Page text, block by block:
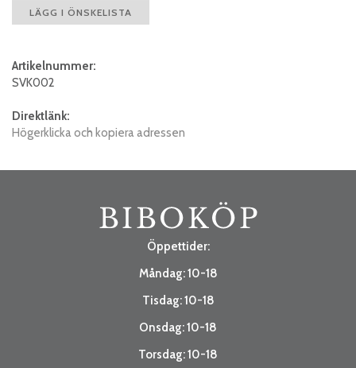
LÄGG I ÖNSKELISTA
Artikelnummer:
SVK002
Direktlänk:
Högerklicka och kopiera adressen
Öppettider:
Måndag: 10-18
Tisdag: 10-18
Onsdag: 10-18
Torsdag: 10-18